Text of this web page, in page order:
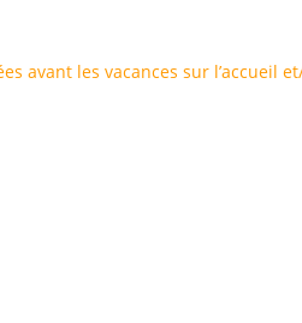
les vacances sur l’accueil